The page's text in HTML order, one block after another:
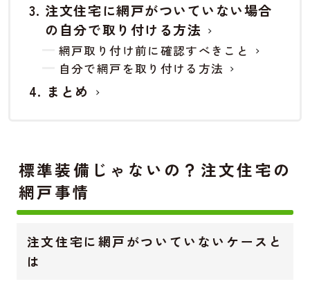
注文住宅に網戸がついていない場合
の自分で取り付ける方法
網戸取り付け前に確認すべきこと
自分で網戸を取り付ける方法
まとめ
標準装備じゃないの？注文住宅の
網戸事情
注文住宅に網戸がついていないケースと
は